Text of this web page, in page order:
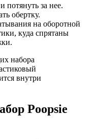
потянуть за нее.
обертку.
на оборотной
куда спрятаны
набора
внутри
Poopsie